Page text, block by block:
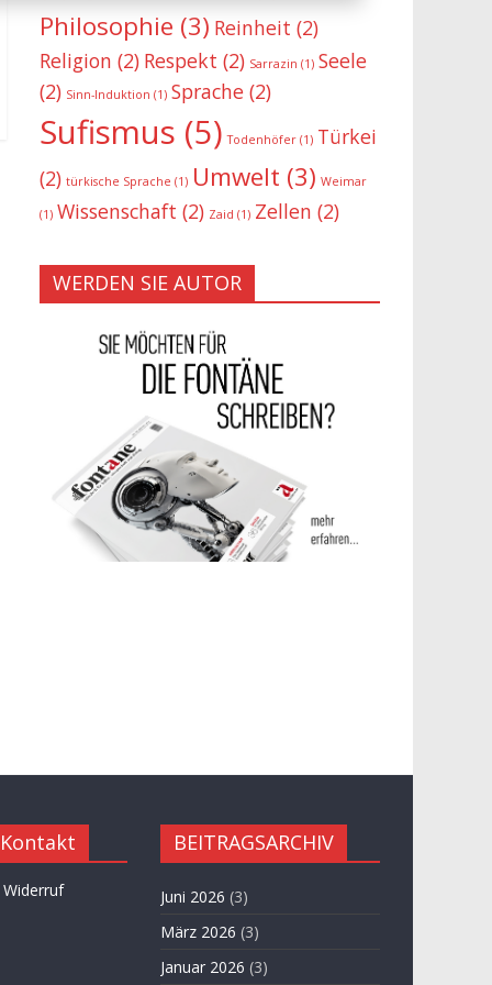
Philosophie (3) Reinheit (2)
Religion (2) Respekt (2) Sarrazin (1) Seele
(2) Sinn-Induktion (1) Sprache (2)
Sufismus (5) Todenhöfer (1) Türkei
(2) türkische Sprache (1) Umwelt (3) Weimar
(1) Wissenschaft (2) Zaid (1) Zellen (2)
WERDEN SIE AUTOR
BEITRAGSARCHIV
Juni 2026 (3)
März 2026 (3)
Januar 2026 (3)